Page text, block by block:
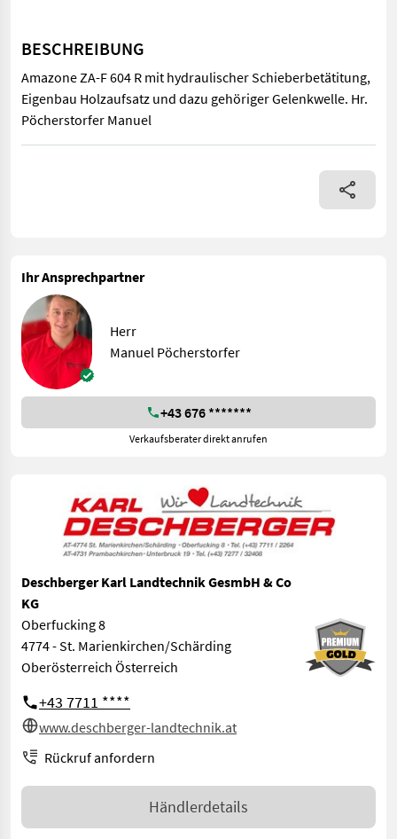
BESCHREIBUNG
Amazone ZA-F 604 R mit hydraulischer Schieberbetätitung,
Eigenbau Holzaufsatz und dazu gehöriger Gelenkwelle. Hr.
Pöcherstorfer Manuel
Amazone ZA-F 604 R mit hydraulischer Schieberbetätitung,
Ihr Ansprechpartner
Herr
Manuel Pöcherstorfer
+43 676 *******
Verkaufsberater direkt anrufen
Deschberger Karl Landtechnik GesmbH & Co
KG
Oberfucking 8
4774 - St. Marienkirchen/Schärding
Oberösterreich Österreich
+43 7711 ****
www.deschberger-landtechnik.at
Rückruf anfordern
Händlerdetails